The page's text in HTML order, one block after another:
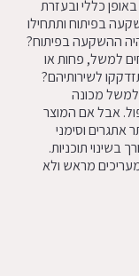
כללי ובעזרת
בפיתוח ותתחילו
ההשקעה בפיתוח?
למשל, פחות או
לשירותיהם?
למשל מכונה
אבל אם המוצר
אתגרים וסימני
תוכניות.
מראש ולא